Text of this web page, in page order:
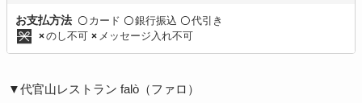
お支払方法 〇 カード 〇銀行振込 〇代引き
×のし不可 × メッセージ入れ不可
▼代官山レストラン falò（ファロ）